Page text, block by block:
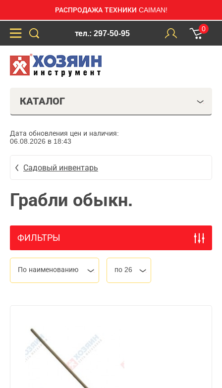
РАСПРОДАЖА ТЕХНИКИ CAIMAN!
тел.: 297-50-95
0
КАТАЛОГ
Дата обновления цен и наличия:
06.08.2026 в 18:43
Садовый инвентарь
Грабли обыкн.
ФИЛЬТРЫ
По наименованию по 26